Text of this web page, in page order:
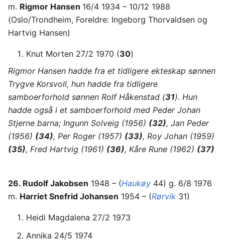
m. Rigmor Hansen 16/4 1934 – 10/12 1988
(Oslo/Trondheim, Foreldre: Ingeborg Thorvaldsen og
Hartvig Hansen)
Knut Morten 27/2 1970 (30)
Rigmor Hansen hadde fra et tidligere ekteskap sønnen
Trygve Korsvoll, hun hadde fra tidligere
samboerforhold sønnen Rolf Håkenstad (31). Hun
hadde også i et samboerforhold med Peder Johan
Stjerne barna; Ingunn Solveig (1956) (32), Jan Peder
(1956) (34), Per Roger (1957) (33), Roy Johan (1959)
(35), Fred Hartvig (1961) (36), Kåre Rune (1962) (37)
26. Rudolf Jakobsen 1948 – (Haukøy 44) g. 6/8 1976
m. Harriet Snefrid Johansen 1954 – (Rørvik 31)
Heidi Magdalena 27/2 1973
Annika 24/5 1974